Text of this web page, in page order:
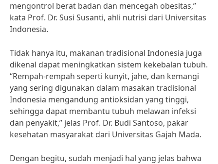
mengontrol berat badan dan mencegah obesitas,”
kata Prof. Dr. Susi Susanti, ahli nutrisi dari Universitas
Indonesia.
Tidak hanya itu, makanan tradisional Indonesia juga
dikenal dapat meningkatkan sistem kekebalan tubuh.
“Rempah-rempah seperti kunyit, jahe, dan kemangi
yang sering digunakan dalam masakan tradisional
Indonesia mengandung antioksidan yang tinggi,
sehingga dapat membantu tubuh melawan infeksi
dan penyakit,” jelas Prof. Dr. Budi Santoso, pakar
kesehatan masyarakat dari Universitas Gajah Mada.
Dengan begitu, sudah menjadi hal yang jelas bahwa